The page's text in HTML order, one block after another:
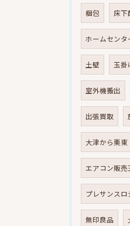
梱包 床下
ホームセンタ
土壁 玉掛
室外機搬出
出張買取
大津から栗東
エアコン販売
プレサンスロ
無印良品